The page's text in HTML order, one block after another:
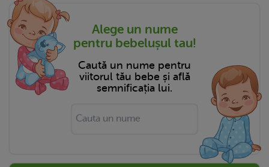
Alege un nume
pentru bebelușul tau!
Caută un nume pentru
viitorul tău bebe și află
semnificația lui.